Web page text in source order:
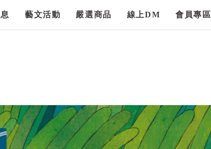
藝文活動 嚴選商品 線上DM 會員專區